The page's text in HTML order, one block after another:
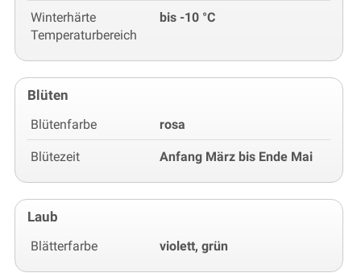
Winterhärte
Temperaturbereich
bis -10 °C
Blüten
Blütenfarbe rosa
Blütezeit Anfang März bis Ende Mai
Laub
Blätterfarbe violett, grün